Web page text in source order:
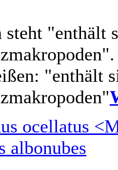
steht "enthält
"enthält
ocellatus
albonubes